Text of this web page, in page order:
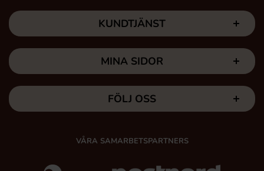
KUNDTJÄNST
MINA SIDOR
FÖLJ OSS
VÅRA SAMARBETSPARTNERS